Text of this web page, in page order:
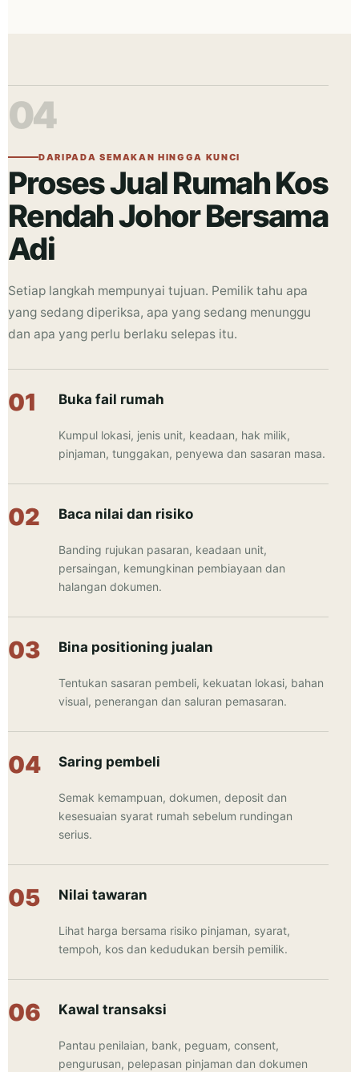
04
DARIPADA SEMAKAN HINGGA KUNCI
Proses Jual Rumah Kos
Rendah Johor Bersama
Adi
Setiap langkah mempunyai tujuan. Pemilik tahu apa
yang sedang diperiksa, apa yang sedang menunggu
dan apa yang perlu berlaku selepas itu.
Buka fail rumah
Kumpul lokasi, jenis unit, keadaan, hak milik,
pinjaman, tunggakan, penyewa dan sasaran masa.
Baca nilai dan risiko
Banding rujukan pasaran, keadaan unit,
persaingan, kemungkinan pembiayaan dan
halangan dokumen.
Bina positioning jualan
Tentukan sasaran pembeli, kekuatan lokasi, bahan
visual, penerangan dan saluran pemasaran.
Saring pembeli
Semak kemampuan, dokumen, deposit dan
kesesuaian syarat rumah sebelum rundingan
serius.
Nilai tawaran
Lihat harga bersama risiko pinjaman, syarat,
tempoh, kos dan kedudukan bersih pemilik.
Kawal transaksi
Pantau penilaian, bank, peguam, consent,
pengurusan, pelepasan pinjaman dan dokumen